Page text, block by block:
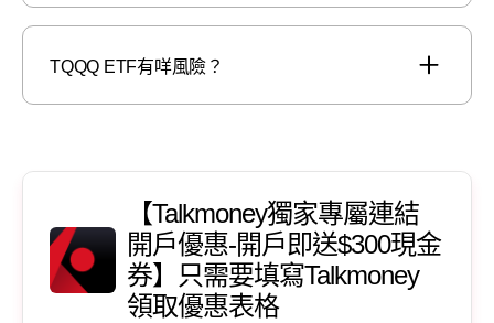
TQQQ ETF有咩風險？
【Talkmoney獨家專屬連結
開戶優惠-開戶即送$300現金
券】只需要填寫Talkmoney
領取優惠表格